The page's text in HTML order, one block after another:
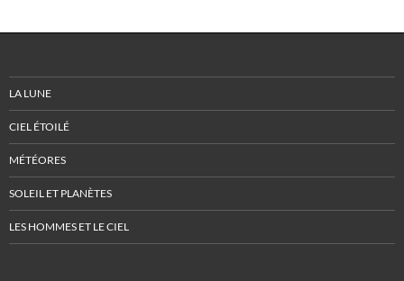
LA LUNE
CIEL ÉTOILÉ
MÉTÉORES
SOLEIL ET PLANÈTES
LES HOMMES ET LE CIEL